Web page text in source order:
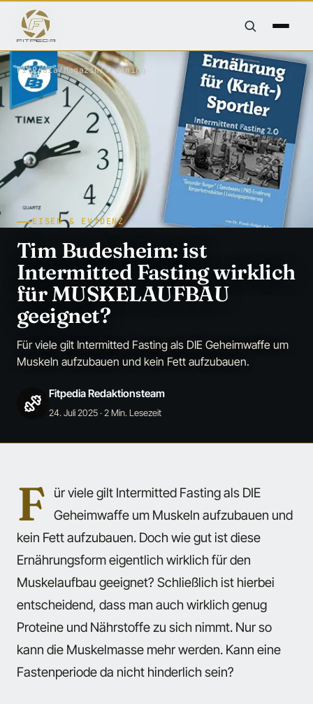
FitPedia/Magazin/Training
EISEN & EVIDENZ
Tim Budesheim: ist
Intermitted Fasting wirklich
für MUSKELAUFBAU
geeignet?
Für viele gilt Intermitted Fasting als DIE Geheimwaffe um
Muskeln aufzubauen und kein Fett aufzubauen.
Fitpedia Redaktionsteam
24. Juli 2025· 2 Min. Lesezeit
F
ür viele gilt Intermitted Fasting als DIE
Geheimwaffe um Muskeln aufzubauen und
kein Fett aufzubauen. Doch wie gut ist diese
Ernährungsform eigentlich wirklich für den
Muskelaufbau geeignet? Schließlich ist hierbei
entscheidend, dass man auch wirklich genug
Proteine und Nährstoffe zu sich nimmt. Nur so
kann die Muskelmasse mehr werden. Kann eine
Fastenperiode da nicht hinderlich sein?